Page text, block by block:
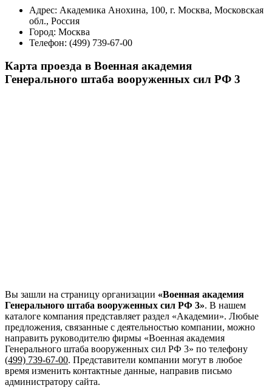
Адрес: Академика Анохина, 100, г. Москва, Московская
обл., Россия
Город: Москва
Телефон: (499) 739-67-00
Карта проезда в Военная академия
Генерального штаба вооруженных сил РФ 3
Вы зашли на страницу организации «Военная академия
Генерального штаба вооруженных сил РФ 3». В нашем
каталоге компания представляет раздел «Академии». Любые
предложения, связанные с деятельностью компании, можно
направить руководителю фирмы «Военная академия
Генерального штаба вооруженных сил РФ 3» по телефону
(499) 739-67-00. Представители компании могут в любое
время изменить контактные данные, направив письмо
администратору сайта.